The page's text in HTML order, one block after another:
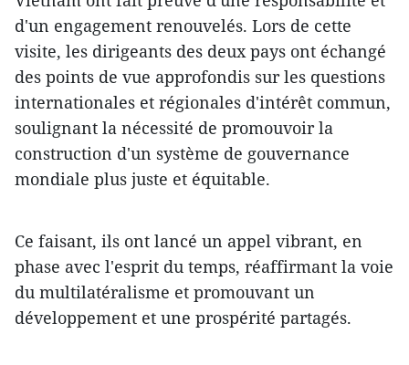
d'un engagement renouvelés. Lors de cette
visite, les dirigeants des deux pays ont échangé
des points de vue approfondis sur les questions
internationales et régionales d'intérêt commun,
soulignant la nécessité de promouvoir la
construction d'un système de gouvernance
mondiale plus juste et équitable.
Ce faisant, ils ont lancé un appel vibrant, en
phase avec l'esprit du temps, réaffirmant la voie
du multilatéralisme et promouvant un
développement et une prospérité partagés.